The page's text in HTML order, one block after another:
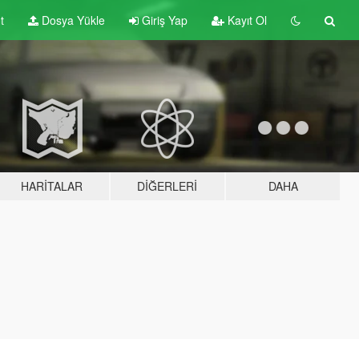
Dosya Yükle Giriş Yap Kayıt Ol
HARITALAR DIĞERLERI DAHA